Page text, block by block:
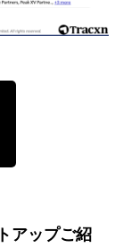
アップご紹